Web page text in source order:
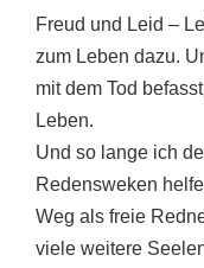
Freud und Leid –
zum Leben dazu.
mit dem Tod
Leben.
Und so lange ich
Redensweken
Weg als freie
viele weitere